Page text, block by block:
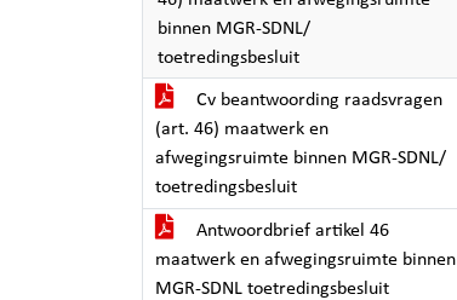
binnen MGR-SDNL/
toetredingsbesluit
Cv beantwoording raadsvragen
(art. 46) maatwerk en
afwegingsruimte binnen MGR-SDNL/
toetredingsbesluit
Antwoordbrief artikel 46
maatwerk en afwegingsruimte binnen
MGR-SDNL toetredingsbesluit